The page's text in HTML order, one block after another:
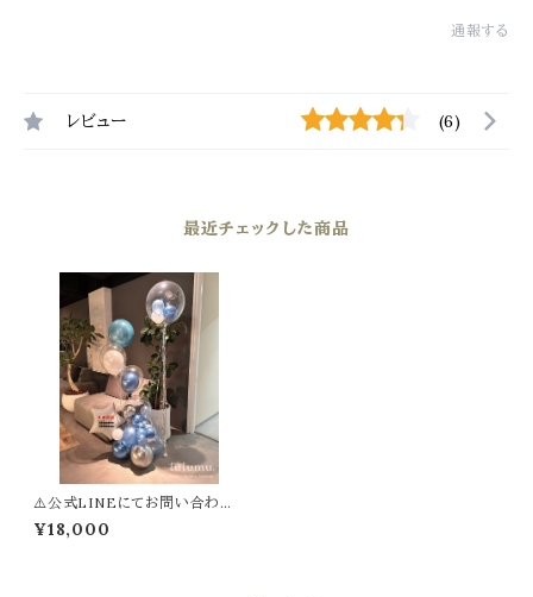
通報する
レビュー (6)
最近チェックした商品
⚠️公式LINEにてお問い合わせ・
ご購入ください⚠️ お祝い バル
ーン電報
¥18,000